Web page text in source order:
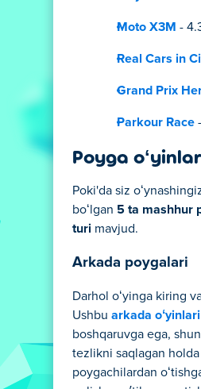
Moto X3M -
Real Cars in
Grand Prix
Parkour Race
Poyga
Poki'da siz
boʻlgan 5 ta mashhur
turi mavjud.
Arkada poygalari
Darhol oʻyinga kiring
Ushbu arkada oʻyinlari
boshqaruvga ega,
tezlikni saqlagan
poygachilardan